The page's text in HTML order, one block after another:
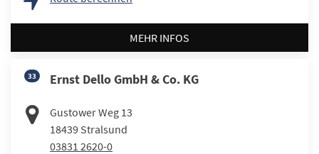
MEHR INFOS
33 Ernst Dello GmbH & Co. KG
Gustower Weg 13
18439 Stralsund
03831 2620-0